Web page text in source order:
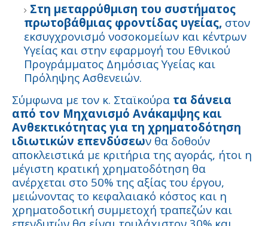
Στη μεταρρύθμιση του συστήματος
πρωτοβάθμιας φροντίδας υγείας, στον
εκσυγχρονισμό νοσοκομείων και κέντρων
Υγείας και στην εφαρμογή του Εθνικού
Προγράμματος Δημόσιας Υγείας και
Πρόληψης Ασθενειών.
Σύμφωνα με τον κ. Σταϊκούρα τα δάνεια
από τον Μηχανισμό Ανάκαμψης και
Ανθεκτικότητας για τη χρηματοδότηση
ιδιωτικών επενδύσεων θα δοθούν
αποκλειστικά με κριτήρια της αγοράς, ήτοι η
μέγιστη κρατική χρηματοδότηση θα
ανέρχεται στο 50% της αξίας του έργου,
μειώνοντας το κεφαλαιακό κόστος και η
χρηματοδοτική συμμετοχή τραπεζών και